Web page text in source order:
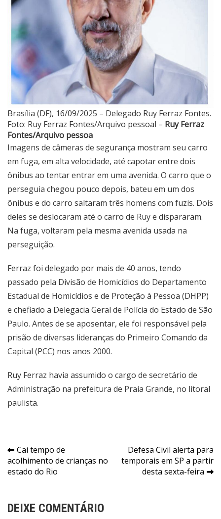
Brasília (DF), 16/09/2025 – Delegado Ruy Ferraz Fontes.
Foto: Ruy Ferraz Fontes/Arquivo pessoal – Ruy Ferraz
Fontes/Arquivo pessoa
Imagens de câmeras de segurança mostram seu carro
em fuga, em alta velocidade, até capotar entre dois
ônibus ao tentar entrar em uma avenida. O carro que o
perseguia chegou pouco depois, bateu em um dos
ônibus e do carro saltaram três homens com fuzis. Dois
deles se deslocaram até o carro de Ruy e dispararam.
Na fuga, voltaram pela mesma avenida usada na
perseguição.
Ferraz foi delegado por mais de 40 anos, tendo
passado pela Divisão de Homicídios do Departamento
Estadual de Homicídios e de Proteção à Pessoa (DHPP)
e chefiado a Delegacia Geral de Polícia do Estado de São
Paulo. Antes de se aposentar, ele foi responsável pela
prisão de diversas lideranças do Primeiro Comando da
Capital (PCC) nos anos 2000.
Ruy Ferraz havia assumido o cargo de secretário de
Administração na prefeitura de Praia Grande, no litoral
paulista.
Navegação
de
Cai tempo de
acolhimento de crianças no
estado do Rio
Defesa Civil alerta para
temporais em SP a partir
desta sexta-feira
DEIXE COMENTÁRIO